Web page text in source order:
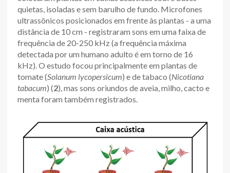
quietas, isoladas e sem barulho de fundo. Microfones
ultrassônicos posicionados em frente às plantas - a uma
distância de 10 cm - registraram sons em uma faixa de
frequência de 20-250 kHz (a frequência máxima
detectada por um humano adulto é em torno de 16
kHz). O estudo focou principalmente em plantas de
tomate (Solanum lycopersicum) e de tabaco (Nicotiana
tabacum) (2), mas sons oriundos de aveia, milho, cacto e
menta foram também registrados.